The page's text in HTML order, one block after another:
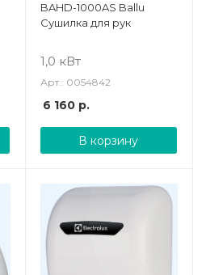
BAHD-1000AS Ballu
Сушилка для рук
1,0 кВт
Арт.: 0054842
6 160р.
В корзину